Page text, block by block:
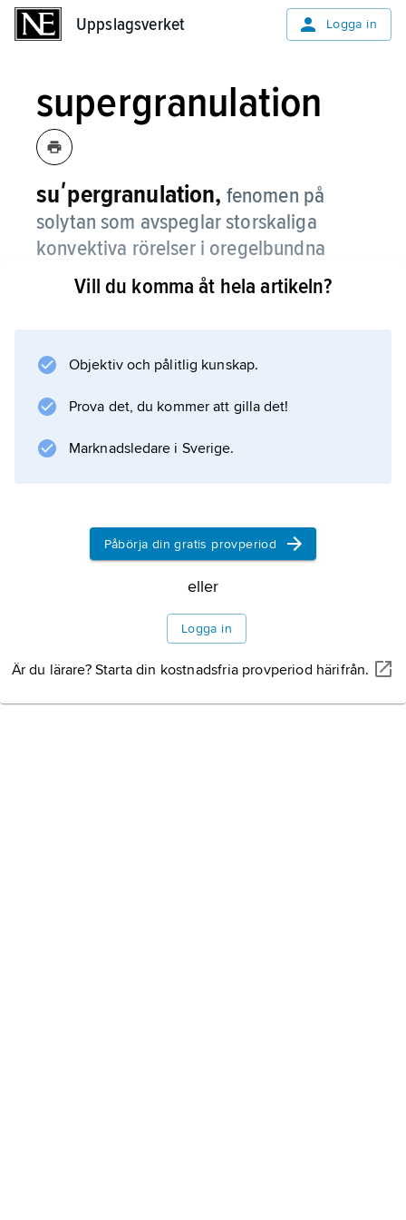
Uppslagsverket Logga in
supergranulation
suʹpergranulation, fenomen på
solytan som avspeglar storskaliga
konvektiva rörelser i oregelbundna
cellmönster.
0,3 km/s och åter nedåt vid deras utkanter
en diameter i genomsnitt på 30 000 km och
består mellan ett och två dygn. Se
Information om artikeln
Vill du komma åt hela artikeln?
Objektiv och pålitlig kunskap.
Prova det, du kommer att gilla det!
Marknadsledare i Sverige.
Påbörja din gratis provperiod
eller
Logga in
Är du lärare? Starta din kostnadsfria provperiod härifrån.